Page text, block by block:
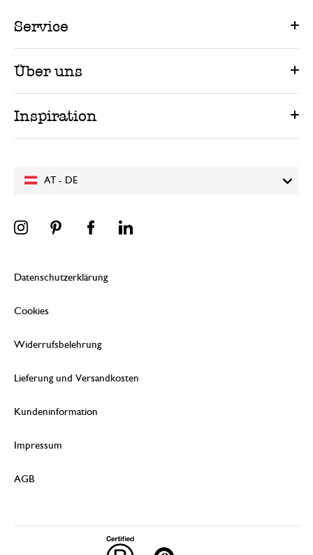
AT - DE
Service
Über uns
Inspiration
Datenschutzerklärung
Cookies
Widerrufsbelehrung
Lieferung und Versandkosten
Kundeninformation
Impressum
AGB